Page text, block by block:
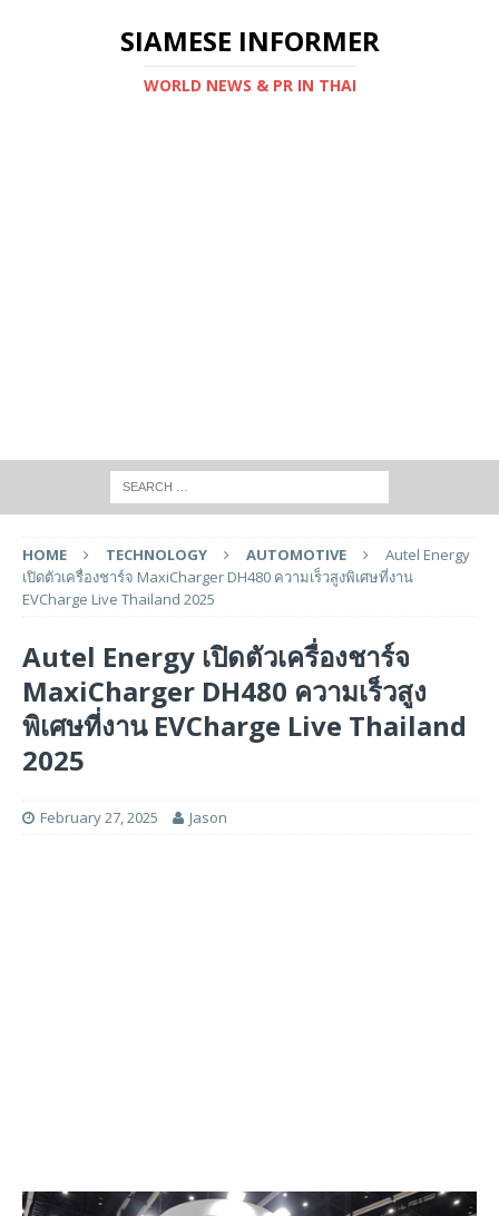
SIAMESE INFORMER
WORLD NEWS & PR IN THAI
HOME TECHNOLOGY AUTOMOTIVE
Autel Energy
เปิดตัวเครื่องชาร์จ MaxiCharger DH480 ความเร็วสูงพิเศษที่งาน
EVCharge Live Thailand 2025
Autel Energy เปิดตัวเครื่องชาร์จ
MaxiCharger DH480 ความเร็วสูง
พิเศษที่งาน EVCharge Live Thailand
2025
February 27, 2025 Jason